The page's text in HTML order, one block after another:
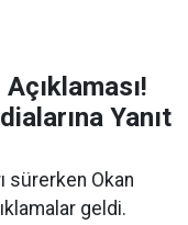
Yanıt
sürerken Okan
geldi.